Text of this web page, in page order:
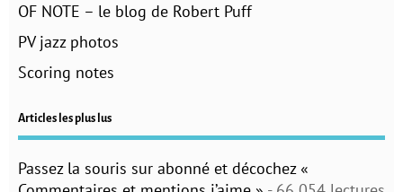
OF NOTE – le blog de Robert Puff
PV jazz photos
Scoring notes
Articles les plus lus
Passez la souris sur abonné et décochez «